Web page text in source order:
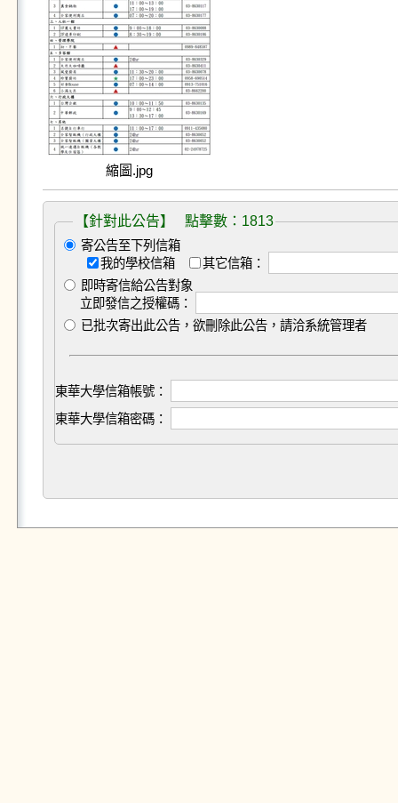
縮圖.jpg
【針對此公告】 點擊數：1813
寄公告至下列信箱
我的學校信箱
其它信箱：
即時寄信給公告對象
立即發信之授權碼：
已批次寄出此公告，欲刪除此公告，請洽系統管理者
東華大學信箱帳號：
東華大學信箱密碼：